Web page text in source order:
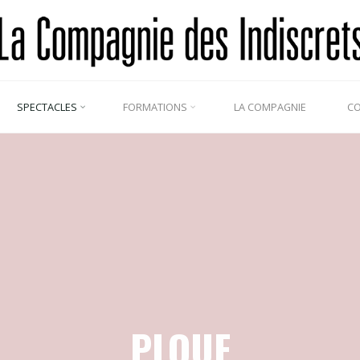
SPECTACLES FORMATIONS LA COMPAGNIE
PLOUF